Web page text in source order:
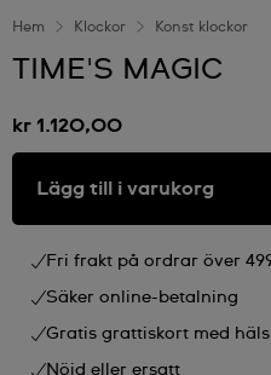
Hem Klockor Konst klockor
TIME'S MAGIC
kr 1.120,00
Lägg till i varukorg
Fri frakt på ordrar över
Säker online-betalning
Gratis grattiskort med
Nöjd eller ersatt